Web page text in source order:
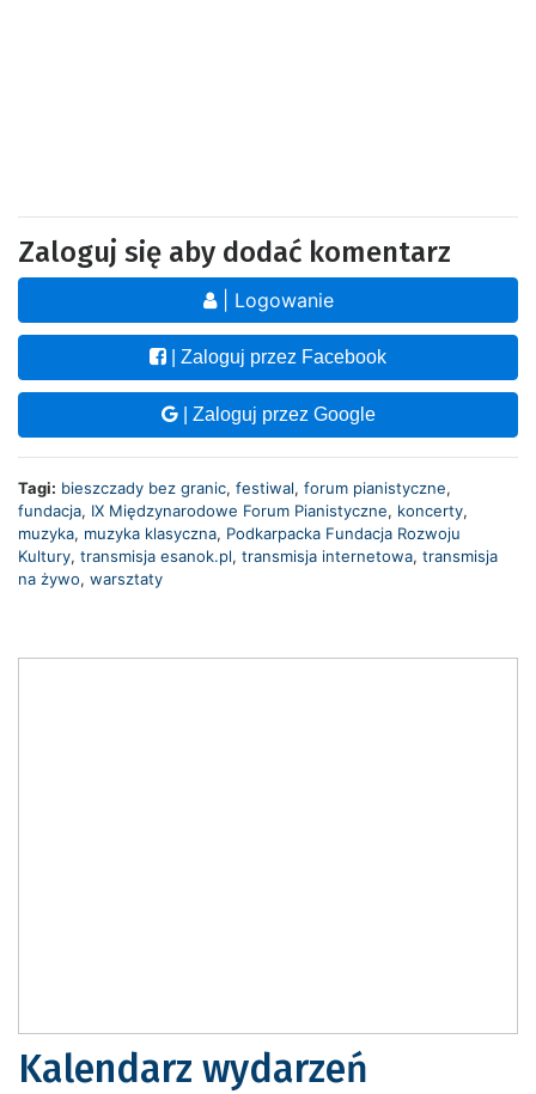
Zaloguj się aby dodać komentarz
| Logowanie
| Zaloguj przez Facebook
| Zaloguj przez Google
Tagi: bieszczady bez granic, festiwal, forum pianistyczne,
fundacja, IX Międzynarodowe Forum Pianistyczne, koncerty,
muzyka, muzyka klasyczna, Podkarpacka Fundacja Rozwoju
Kultury, transmisja esanok.pl, transmisja internetowa, transmisja
na żywo, warsztaty
Kalendarz wydarzeń